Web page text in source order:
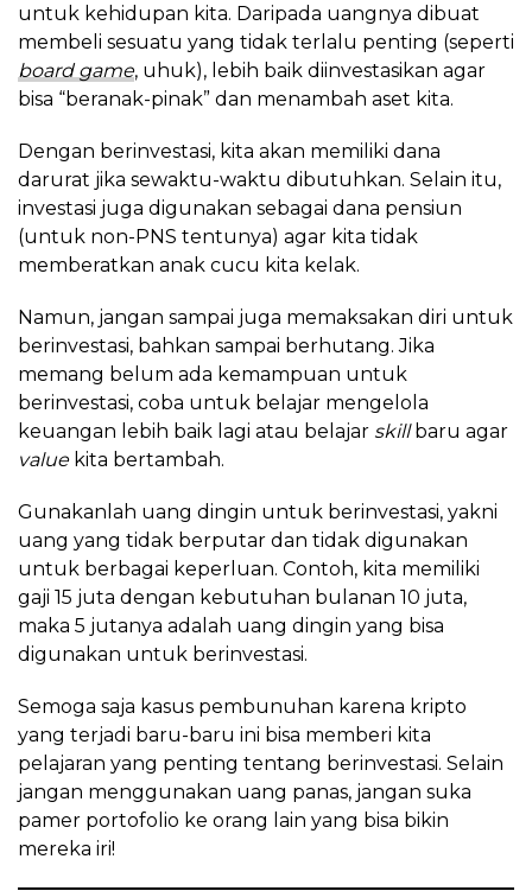
untuk kehidupan kita. Daripada uangnya dibuat
membeli sesuatu yang tidak terlalu penting (seperti
board game, uhuk), lebih baik diinvestasikan agar
bisa “beranak-pinak” dan menambah aset kita.
Dengan berinvestasi, kita akan memiliki dana
darurat jika sewaktu-waktu dibutuhkan. Selain itu,
investasi juga digunakan sebagai dana pensiun
(untuk non-PNS tentunya) agar kita tidak
memberatkan anak cucu kita kelak.
Namun, jangan sampai juga memaksakan diri untuk
berinvestasi, bahkan sampai berhutang. Jika
memang belum ada kemampuan untuk
berinvestasi, coba untuk belajar mengelola
keuangan lebih baik lagi atau belajar skillbaru agar
value kita bertambah.
Gunakanlah uang dingin untuk berinvestasi, yakni
uang yang tidak berputar dan tidak digunakan
untuk berbagai keperluan. Contoh, kita memiliki
gaji 15 juta dengan kebutuhan bulanan 10 juta,
maka 5 jutanya adalah uang dingin yang bisa
digunakan untuk berinvestasi.
Semoga saja kasus pembunuhan karena kripto
yang terjadi baru-baru ini bisa memberi kita
pelajaran yang penting tentang berinvestasi. Selain
jangan menggunakan uang panas, jangan suka
pamer portofolio ke orang lain yang bisa bikin
mereka iri!